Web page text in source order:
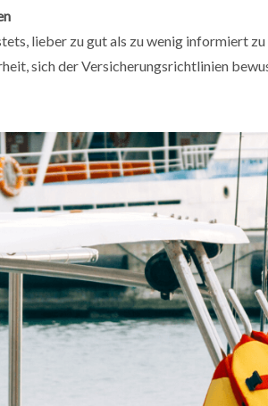
lieber zu gut als zu wenig informiert
sich der Versicherungsrichtlinien